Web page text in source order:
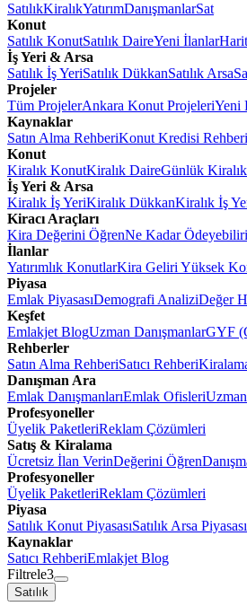
SatılıkKiralıkYatırımDanışmanlarSat
Konut
Satılık KonutSatılık DaireYeni İlanlar
İş Yeri & Arsa
Satılık İş YeriSatılık DükkanSatılık Arsa
Projeler
Tüm ProjelerAnkara Konut ProjeleriYeni
Kaynaklar
Satın Alma RehberiKonut Kredisi Rehberi
Konut
Kiralık KonutKiralık DaireGünlük
İş Yeri & Arsa
Kiralık İş YeriKiralık DükkanKiralık İş
Kiracı Araçları
Kira Değerini ÖğrenNe Kadar
İlanlar
Yatırımlık KonutlarKira Geliri Yüksek
Piyasa
Emlak PiyasasıDemografi AnaliziDeğer
Keşfet
Emlakjet BlogUzman DanışmanlarGYF
Rehberler
Satın Alma RehberiSatıcı Rehberi
Danışman Ara
Emlak DanışmanlarıEmlak Ofisleri
Profesyoneller
Üyelik PaketleriReklam Çözümleri
Satış & Kiralama
Ücretsiz İlan VerinDeğerini Öğren
Profesyoneller
Üyelik PaketleriReklam Çözümleri
Piyasa
Satılık Konut PiyasasıSatılık Arsa Piyasası
Kaynaklar
Satıcı RehberiEmlakjet Blog
Filtrele3
Satılık